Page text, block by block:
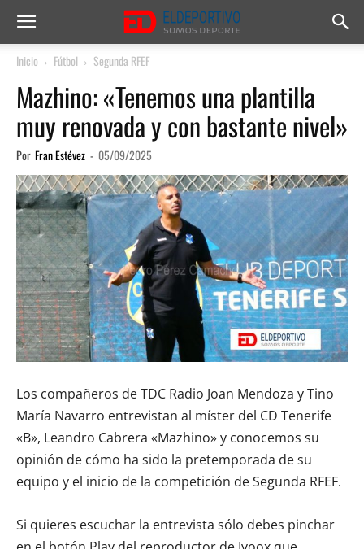
Inicio Fútbol Segunda RFEF
Mazhino: «Tenemos una plantilla
muy renovada y con bastante nivel»
Por Fran Estévez - 05/09/2025
Los compañeros de TDC Radio Joan Mendoza y Tino
María Navarro entrevistan al míster del CD Tenerife
«B», Leandro Cabrera «Mazhino» y conocemos su
opinión de cómo ha sido la pretemporada de su
equipo y el inicio de la competición de Segunda RFEF.
Si quieres escuchar la entrevista sólo debes pinchar